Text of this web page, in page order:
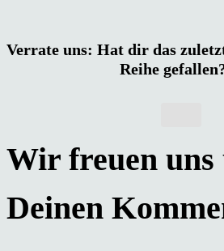
Verrate uns: Hat dir das
Reihe